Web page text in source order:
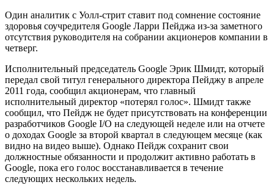
Один аналитик с Уолл-стрит ставит под сомнение состояние
здоровья соучредителя Google Ларри Пейджа из-за заметного
отсутствия руководителя на собрании акционеров компании в
четверг.
Исполнительный председатель Google Эрик Шмидт, который
передал свой титул генерального директора Пейджу в апреле
2011 года, сообщил акционерам, что главный
исполнительный директор «потерял голос». Шмидт также
сообщил, что Пейдж не будет присутствовать на конференции
разработчиков Google I/O на следующей неделе или на отчете
о доходах Google за второй квартал в следующем месяце (как
видно на видео выше). Однако Пейдж сохранит свои
должностные обязанности и продолжит активно работать в
Google, пока его голос восстанавливается в течение
следующих нескольких недель.